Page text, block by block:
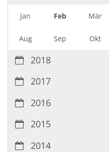
Jan Feb Mär
Aug Sep Okt
2018
2017
2016
2015
2014